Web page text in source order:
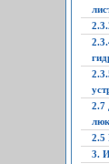
2.7
2.5
3.